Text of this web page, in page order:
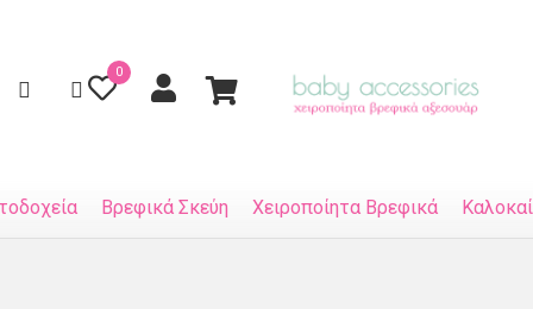
0
Βρεφικά Σκεύη Χειροποίητα Βρεφικά